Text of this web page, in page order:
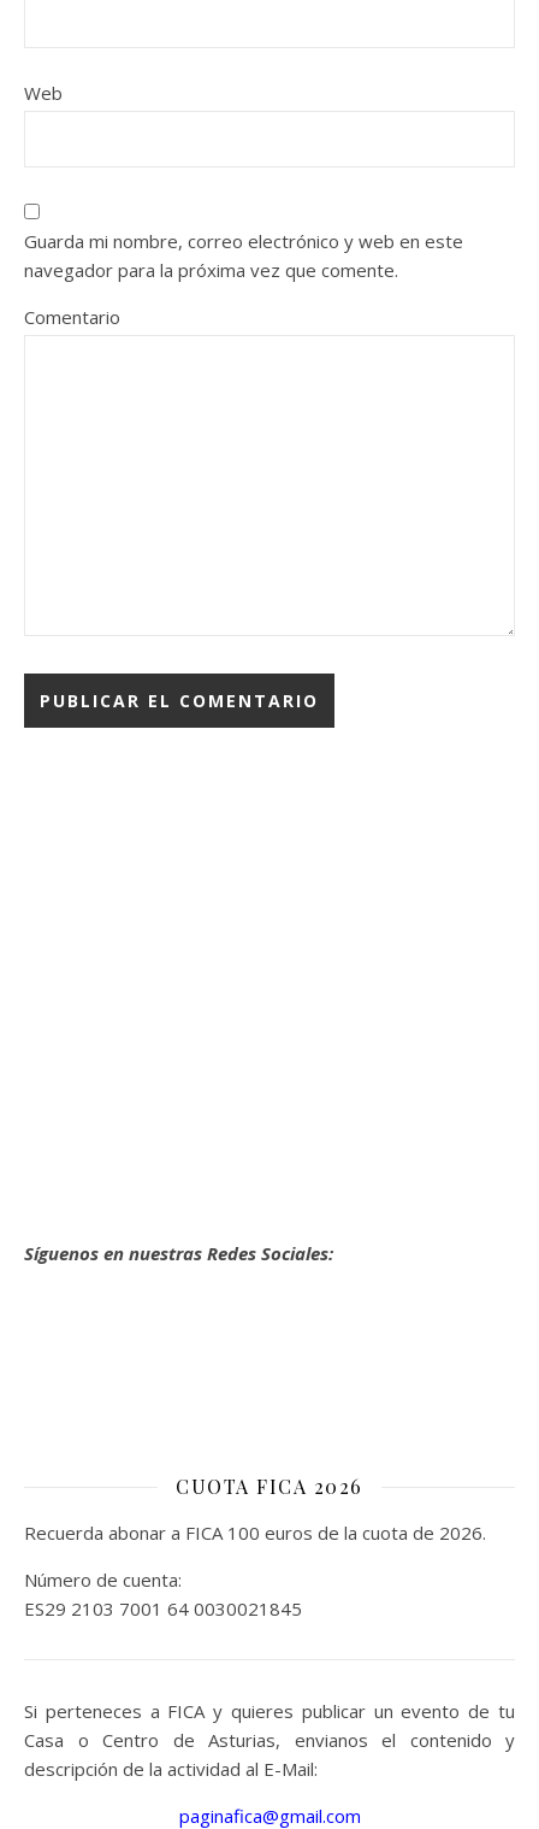
Web
Guarda mi nombre, correo electrónico y web en este
navegador para la próxima vez que comente.
Comentario
Síguenos en nuestras Redes Sociales:
CUOTA FICA 2026
Recuerda abonar a FICA 100 euros de la cuota de 2026.
Número de cuenta:
ES29 2103 7001 64 0030021845
Si perteneces a FICA y quieres publicar un evento de tu
Casa o Centro de Asturias, envianos el contenido y
descripción de la actividad al E-Mail:
paginafica@gmail.com